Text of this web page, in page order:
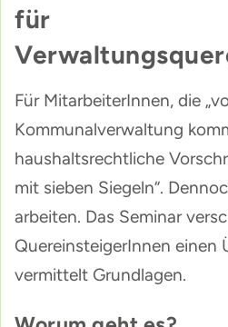
für
Für MitarbeiterInnen, die
Kommunalverwaltung
haushaltsrechtliche
mit sieben Siegeln“.
arbeiten. Das Seminar
QuereinsteigerInnen einen
vermittelt Grundlagen.